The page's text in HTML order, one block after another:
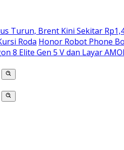
Turun, Brent Kini Sekitar
Roda Honor Robot Phone
8 Elite Gen 5 V dan Layar